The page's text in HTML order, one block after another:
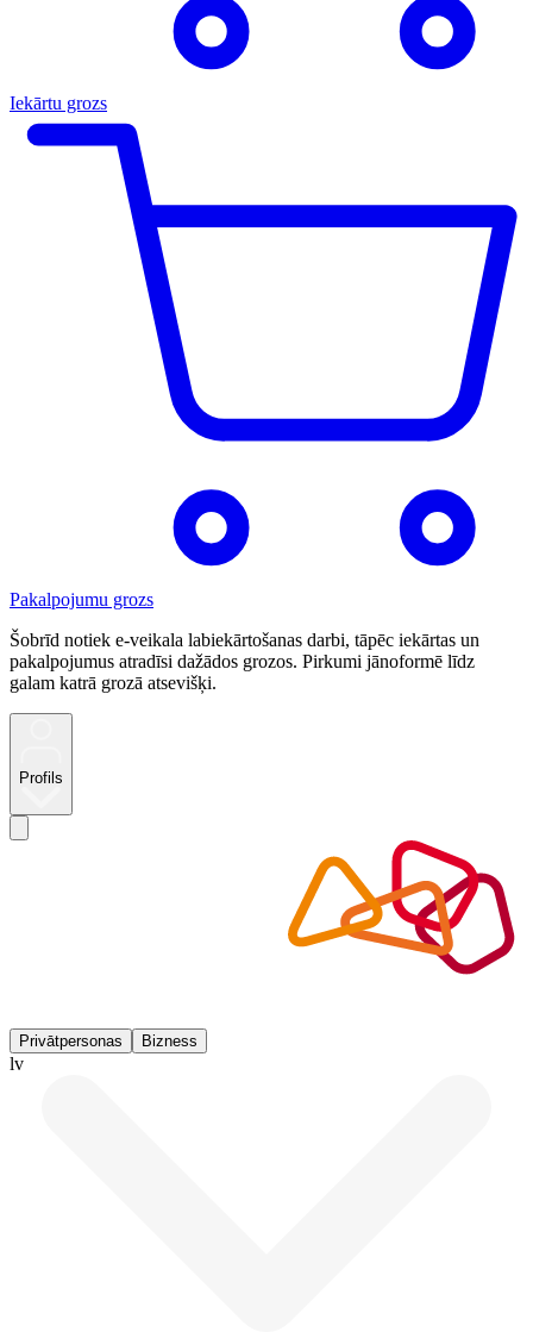
Iekārtu grozs
Pakalpojumu grozs
Šobrīd notiek e-veikala labiekārtošanas darbi, tāpēc iekārtas un
pakalpojumus atradīsi dažādos grozos. Pirkumi jānoformē līdz
galam katrā grozā atsevišķi.
Profils
Privātpersonas Bizness
lv